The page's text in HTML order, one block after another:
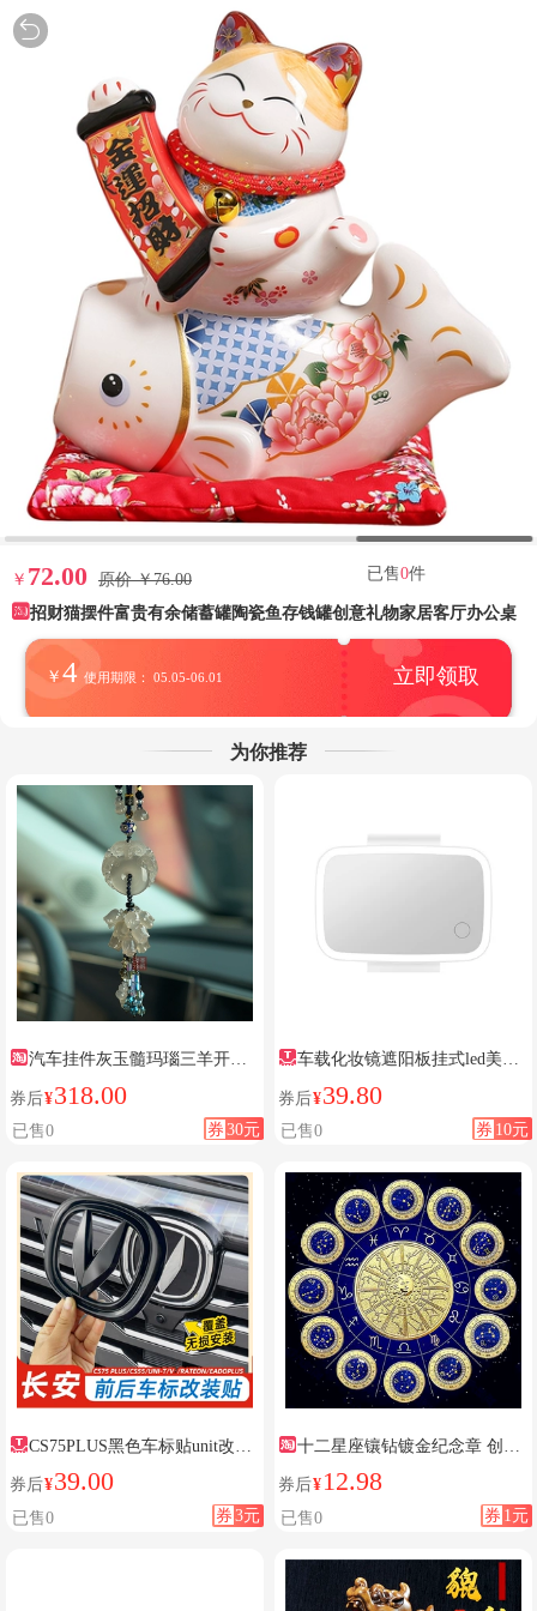
￥ 72.00 原价 ￥76.00 已售0件
招财猫摆件富贵有余储蓄罐陶瓷鱼存钱罐创意礼物家居客厅办公桌
￥4 使用期限： 05.05-06.01 立即领取
为你推荐
汽车挂件灰玉髓玛瑙三羊开泰
麒麟平安福后视镜吊坠2024新款
券后¥318.00
券30元
已售0
车载化妆镜遮阳板挂式led美颜
灯
券后¥39.80
券 10元
已售0
CS75PLUS黑色车标贴unit改装
车标
券后¥39.00
券3元
已售0
十二星座镶钻镀金纪念章 创意
礼物男女通用指尖把玩35mm金币
券后¥12.98
券 1元
已售0